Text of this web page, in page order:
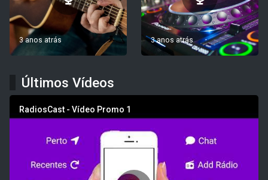
3 anos atrás 3 anos atrás
Últimos Vídeos
RadiosCast - Vídeo Promo 1